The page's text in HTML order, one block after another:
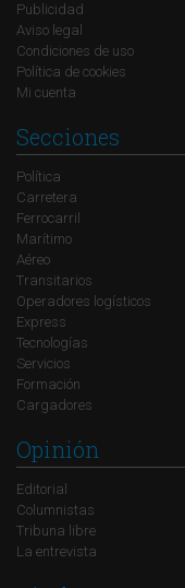
Publicidad
Aviso legal
Condiciones de uso
Política de cookies
Mi cuenta
Secciones
Política
Carretera
Ferrocarril
Marítimo
Aéreo
Transitarios
Operadores logísticos
Express
Tecnologías
Servicios
Formación
Cargadores
Opinión
Editorial
Columnistas
Tribuna libre
La entrevista